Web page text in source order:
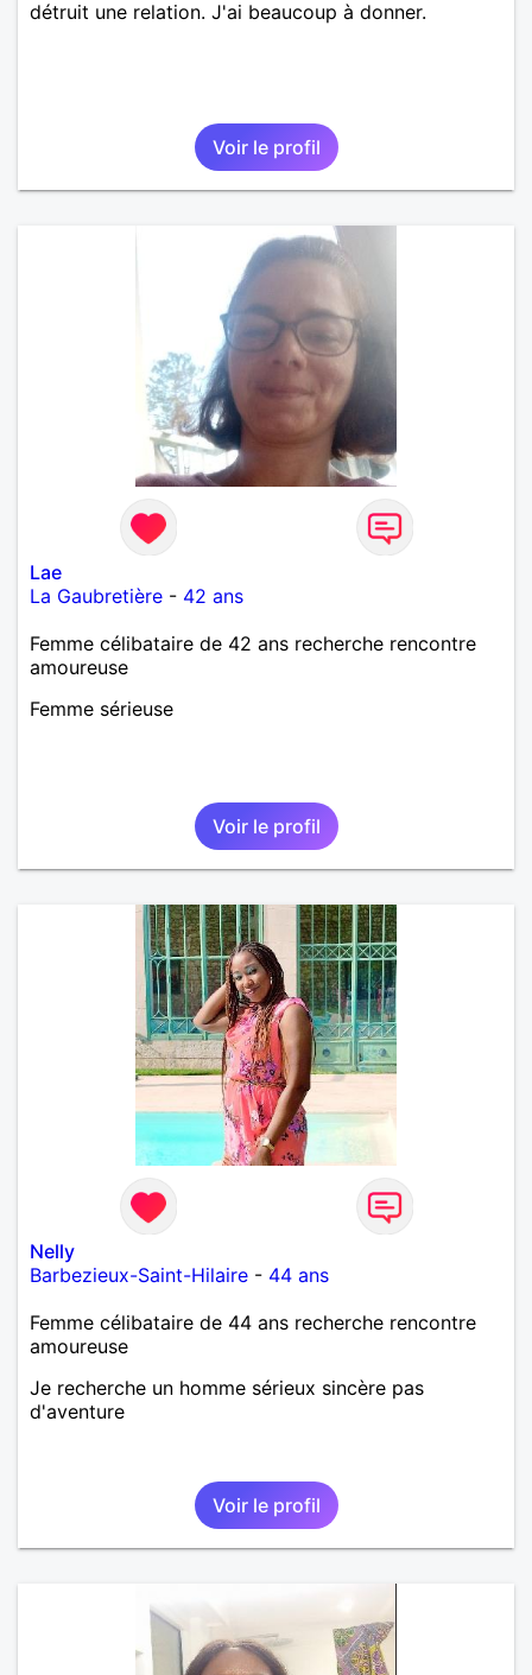
détruit une relation. J'ai beaucoup à donner.
Voir le profil
Lae
La Gaubretière - 42 ans
Femme célibataire de 42 ans recherche rencontre
amoureuse
Femme sérieuse
Voir le profil
Nelly
Barbezieux-Saint-Hilaire - 44 ans
Femme célibataire de 44 ans recherche rencontre
amoureuse
Je recherche un homme sérieux sincère pas
d'aventure
Voir le profil